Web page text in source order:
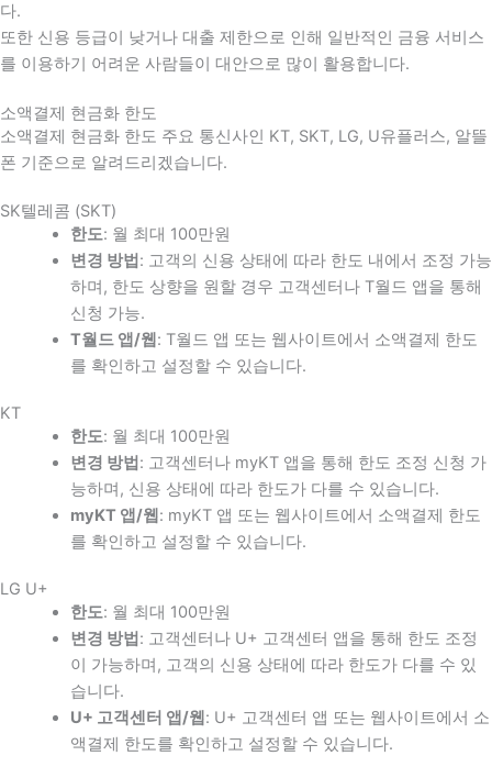
다.
또한 신용 등급이 낮거나 대출 제한으로 인해 일반적인 금융 서비스
를 이용하기 어려운 사람들이 대안으로 많이 활용합니다.
소액결제 현금화 한도
소액결제 현금화 한도 주요 통신사인 KT, SKT, LG, U유플러스, 알뜰
폰 기준으로 알려드리겠습니다.
SK텔레콤 (SKT)
한도: 월 최대 100만원
변경 방법 : 고객의 신용 상태에 따라 한도 내에서 조정 가능
하며, 한도 상향을 원할 경우 고객센터나 T월드 앱을 통해
신청 가능.
T월드 앱/웹 : T월드 앱 또는 웹사이트에서 소액결제 한도
를 확인하고 설정할 수 있습니다.
KT
한도: 월 최대 100만원
변경 방법 : 고객센터나 myKT 앱을 통해 한도 조정 신청 가
능하며, 신용 상태에 따라 한도가 다를 수 있습니다.
myKT 앱/웹 : myKT 앱 또는 웹사이트에서 소액결제 한도
를 확인하고 설정할 수 있습니다.
LG U+
한도: 월 최대 100만원
변경 방법 : 고객센터나 U+ 고객센터 앱을 통해 한도 조정
이 가능하며, 고객의 신용 상태에 따라 한도가 다를 수 있
습니다.
U+ 고객센터 앱/웹 : U+ 고객센터 앱 또는 웹사이트에서 소
액결제 한도를 확인하고 설정할 수 있습니다.